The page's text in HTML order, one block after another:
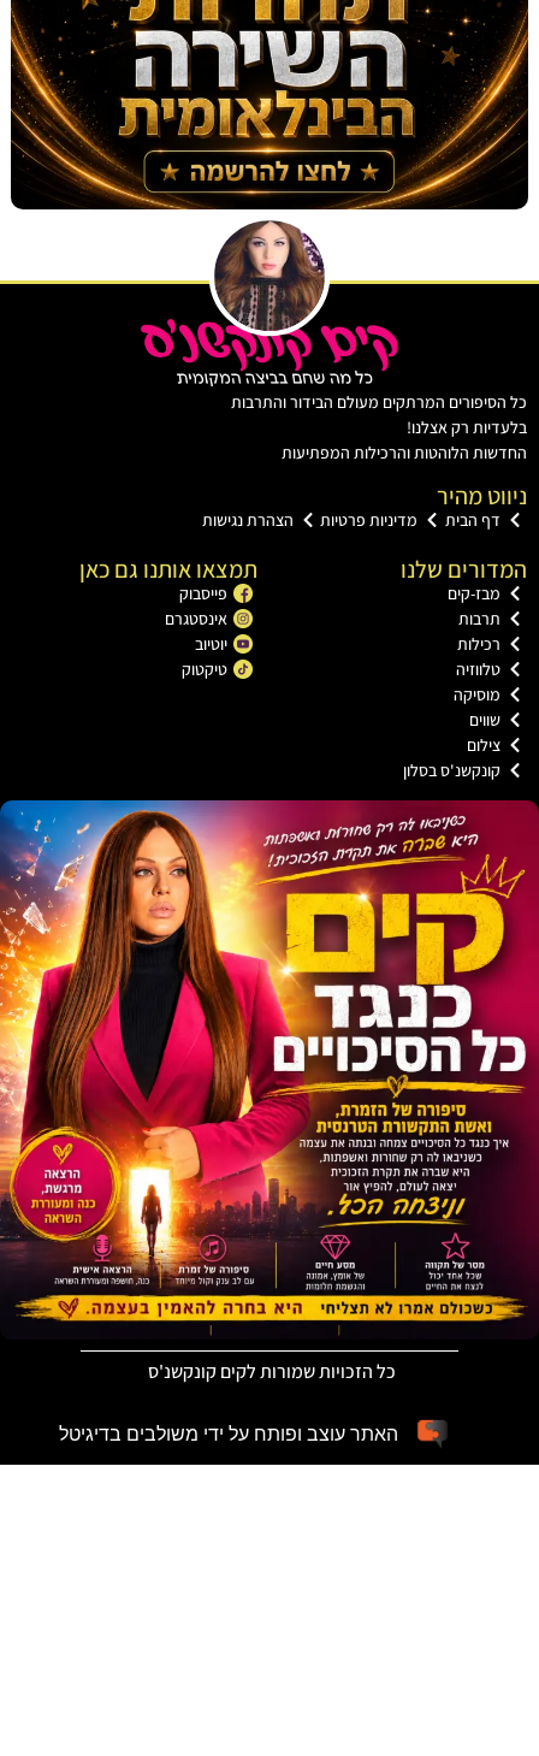
המרתקים מעולם הבידור והתרבות
רק אצלנו!
הלוהטות והרכילות המפתיעות
מהיר
הבית מדיניות פרטיות הצהרת נגישות
שלנו
קים
בסלון
תמצאו אותנו גם כאן
פייסבוק
אינסטגרם
יוטיוב
טיקטוק
כל הזכויות שמורות לקים קונקשנ'ס
האתר עוצב ופותח על ידי משולבים בדיגיטל